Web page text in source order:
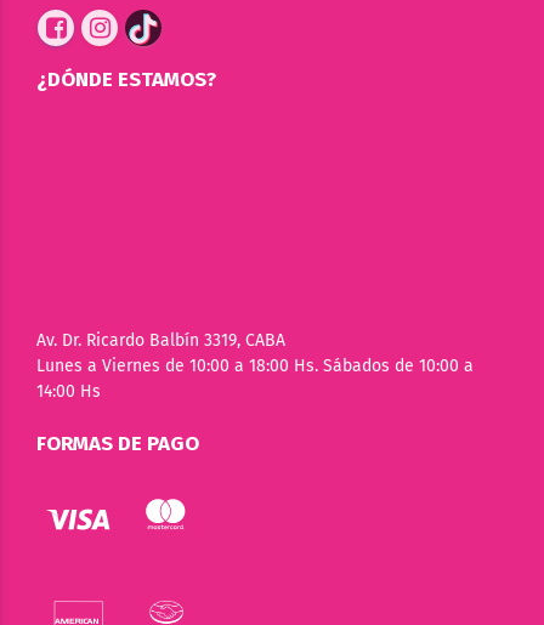
¿DÓNDE ESTAMOS?
Av. Dr. Ricardo Balbín 3319, CABA
Lunes a Viernes de 10:00 a 18:00 Hs. Sábados de 10:00 a
14:00 Hs
FORMAS DE PAGO